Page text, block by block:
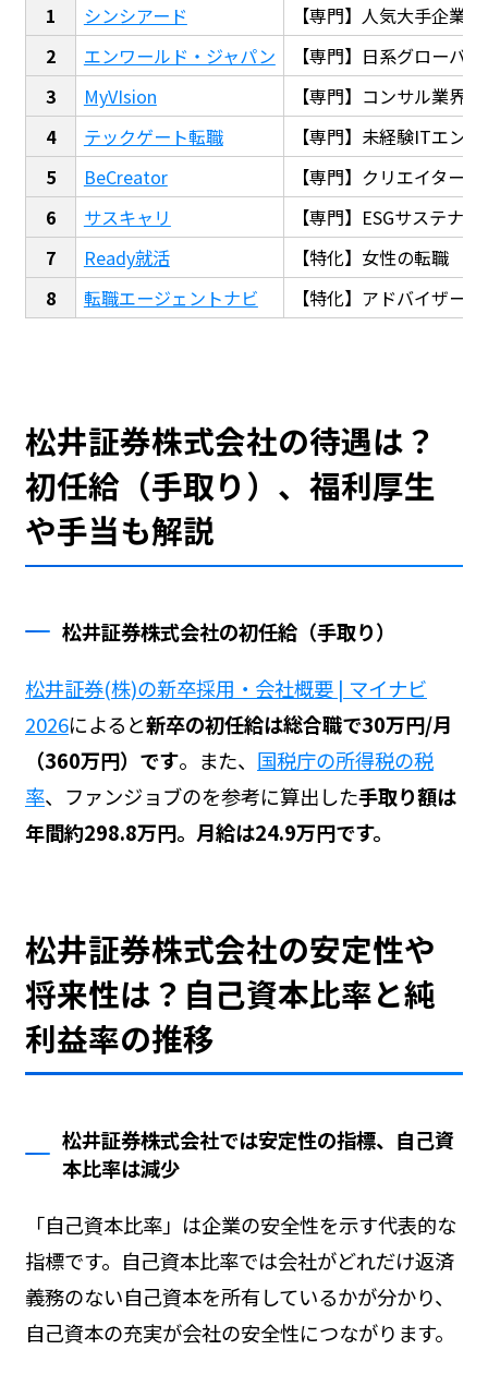
シンシアード
【専門】人気大手企業
エンワールド・ジャパン
【専門】日系グローバ
MyVIsion
【専門】コンサル業界
テックゲート転職
【専門】未経験ITエン
BeCreator
【専門】クリエイター
サスキャリ
【専門】ESGサステナ
Ready就活
【特化】女性の転職
転職エージェントナビ
【特化】アドバイザー
松井証券株式会社の待遇は？
初任給（手取り）、福利厚生
や手当も解説
松井証券株式会社の初任給（手取り）
松井証券(株)の新卒採用・会社概要 | マイナビ
2026によると新卒の初任給は総合職で30万円/月
（360万円）です。また、 国税庁の所得税の税
率、ファンジョブのを参考に算出した手取り額は
年間約298.8万円。月給は24.9万円です。
松井証券株式会社の安定性や
将来性は？自己資本比率と純
利益率の推移
松井証券株式会社では安定性の指標、自己資
本比率は減少
「自己資本比率」は企業の安全性を示す代表的な
指標です。自己資本比率では会社がどれだけ返済
義務のない自己資本を所有しているかが分かり、
自己資本の充実が会社の安全性につながります。